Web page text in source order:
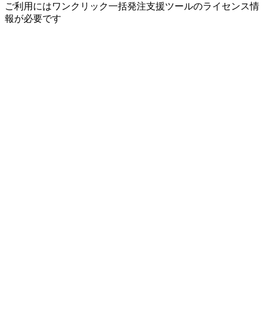
ご利用にはワンクリック一括発注支援ツールのライセンス情
報が必要です